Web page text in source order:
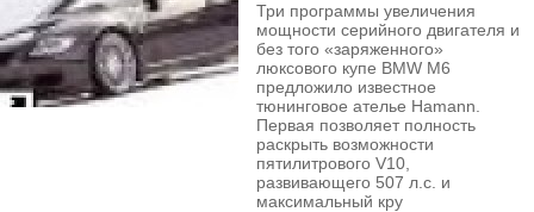
Три программы увеличения
мощности серийного двигателя и
без того «заряженного»
люксового купе BMW M6
предложило известное
тюнинговое ателье Hamann.
Первая позволяет полность
раскрыть возможности
пятилитрового V10,
развивающего 507 л.с. и
максимальный кру